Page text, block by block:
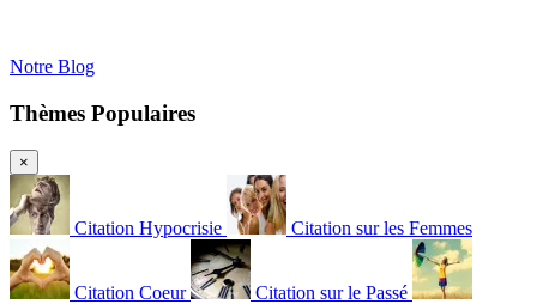
Notre Blog
Thèmes Populaires
×
Citation Hypocrisie Citation sur les Femmes
Citation Coeur Citation sur le Passé